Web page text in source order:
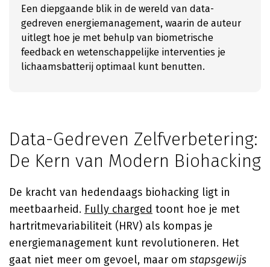
Een diepgaande blik in de wereld van data-
gedreven energiemanagement, waarin de auteur
uitlegt hoe je met behulp van biometrische
feedback en wetenschappelijke interventies je
lichaamsbatterij optimaal kunt benutten.
Data-Gedreven Zelfverbetering:
De Kern van Modern Biohacking
De kracht van hedendaags biohacking ligt in
meetbaarheid. Fully charged toont hoe je met
hartritmevariabiliteit (HRV) als kompas je
energiemanagement kunt revolutioneren. Het
gaat niet meer om gevoel, maar om stapsgewijs